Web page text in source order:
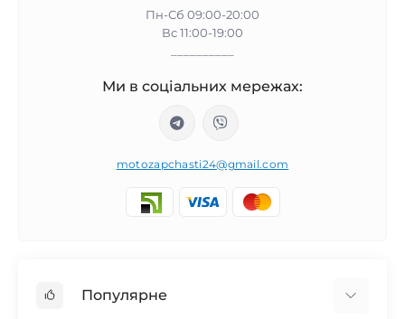
Пн-Сб 09:00-20:00
Вс 11:00-19:00
Ми в соціальних мережах:
motozapchasti24@gmail.com
Популярне